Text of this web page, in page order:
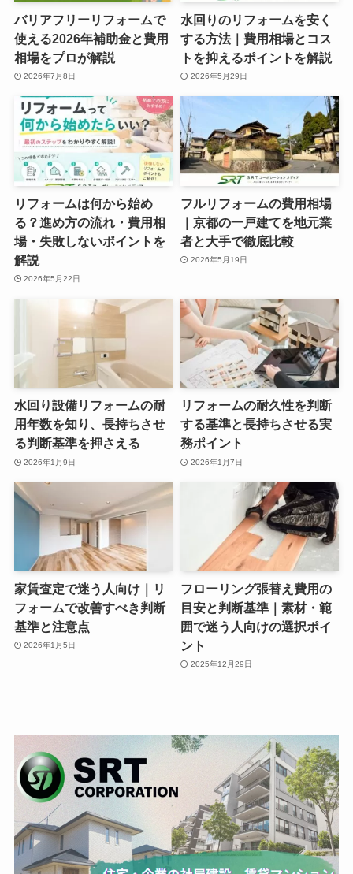
バリアフリーリフォームで
使える2026年補助金と費用
相場をプロが解説
2026年7月8日
水回りのリフォームを安く
する方法｜費用相場とコス
トを抑えるポイントを解説
2026年5月29日
リフォームは何から始め
る？進め方の流れ・費用相
場・失敗しないポイントを
解説
2026年5月22日
フルリフォームの費用相場
｜京都の一戸建てを地元業
者と大手で徹底比較
2026年5月19日
水回り設備リフォームの耐
用年数を知り、長持ちさせ
る判断基準を押さえる
2026年1月9日
リフォームの耐久性を判断
する基準と長持ちさせる実
務ポイント
2026年1月7日
家賃査定で迷う人向け｜リ
フォームで改善すべき判断
基準と注意点
2026年1月5日
フローリング張替え費用の
目安と判断基準｜素材・範
囲で迷う人向けの選択ポイ
ント
2025年12月29日